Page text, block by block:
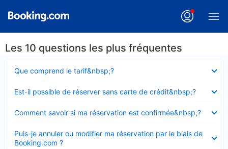
Les 10 questions les plus fréquentes
Que comprend le tarif&nbsp;?
fermé
Est-il possible de réserver sans carte de crédit&nbsp;?
fermé
Comment savoir si ma réservation est confirmée&nbsp;?
fermé
Puis-je annuler ou modifier ma réservation par le biais de
Booking.com ?
fermé